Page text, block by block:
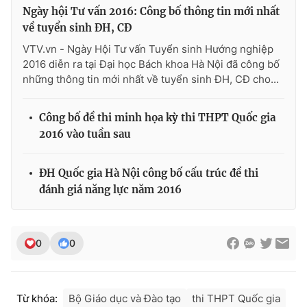
THỜI BÁO VTV
Theo dõi báo trên
Cơ quan chủ quản:Đài Truyền hình Việt Nam
Cơ quan báo chí:Thời báo VTV
Tổng Biên tập:
Tổng đài VTV:024.38 355 931 - 024.38 355 932
Ngày hội Tư vấn 2016: Công bố thông tin mới nhất
về tuyển sinh ĐH, CĐ
VTV.vn - Ngày Hội Tư vấn Tuyển sinh Hướng nghiệp
2016 diễn ra tại Đại học Bách khoa Hà Nội đã công bố
những thông tin mới nhất về tuyển sinh ĐH, CĐ cho...
Công bố đề thi minh họa kỳ thi THPT Quốc gia
2016 vào tuần sau
ĐH Quốc gia Hà Nội công bố cấu trúc đề thi
đánh giá năng lực năm 2016
0 0
Từ khóa: Bộ Giáo dục và Đào tạo thi THPT Quốc gia